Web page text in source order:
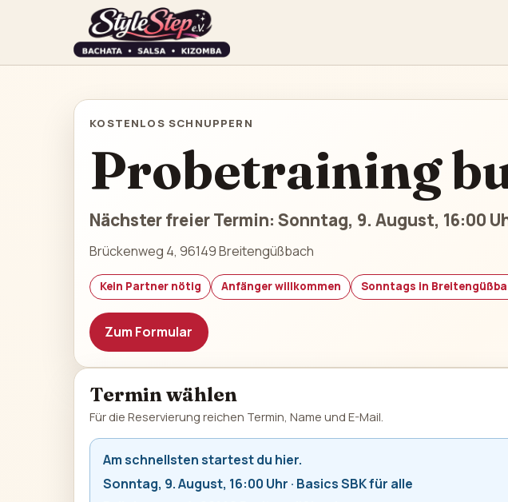
KOSTENLOS SCHNUPPERN
Probetraining
Nächster freier Termin: Sonntag, 9. August, 16:00
Brückenweg 4, 96149 Breitengüßbach
Kein Partner nötig Anfänger willkommen Sonntags in
Zum Formular
Termin wählen
Für die Reservierung reichen Termin, Name und E-Mail.
Am schnellsten startest du hier.
Sonntag, 9. August, 16:00 Uhr · Basics SBK für alle